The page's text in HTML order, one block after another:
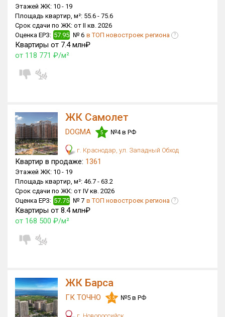
Этажей ЖК: 10 - 19
Площадь квартир, м²: 55.6 - 75.6
Срок сдачи по ЖК: от II кв. 2026
Оценка ЕРЗ: 57.95 № 6 в ТОП новостроек региона ?
Квартиры от 7.4 млн₽
от 118 771 ₽/м²
ЖК Самолет
DOGMA 5 №4 в РФ
г. Краснодар, ул. Западный Обход
Квартир в продаже: 1361
Этажей ЖК: 10 - 19
Площадь квартир, м²: 46.7 - 63.2
Срок сдачи по ЖК: от IV кв. 2026
Оценка ЕРЗ: 57.75 № 7 в ТОП новостроек региона ?
Квартиры от 8.4 млн₽
от 168 500 ₽/м²
ЖК Барса
ГК ТОЧНО 3.5 №5 в РФ